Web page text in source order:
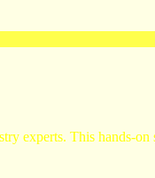
experts. This hands-